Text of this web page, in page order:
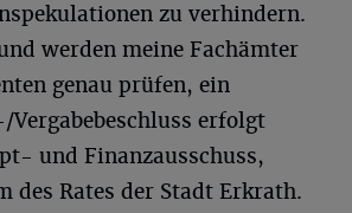
zu verhindern.
werden meine Fachämter
genau prüfen, ein
erfolgt
und Finanzausschuss,
des Rates der Stadt Erkrath.